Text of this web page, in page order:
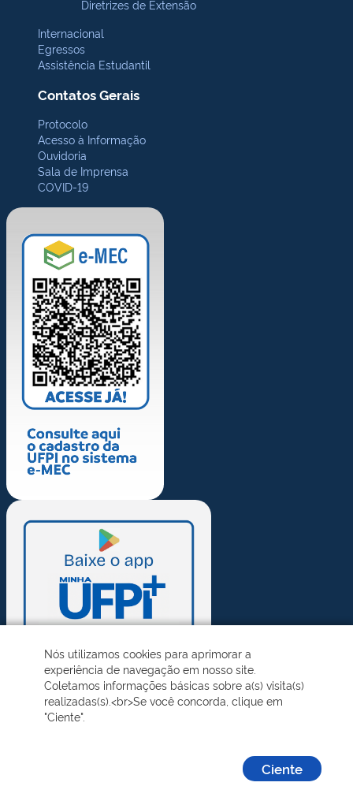
Diretrizes de Extensão
Internacional
Egressos
Assistência Estudantil
Contatos Gerais
Protocolo
Acesso à Informação
Ouvidoria
Sala de Imprensa
COVID-19
Nós utilizamos cookies para aprimorar a
experiência de navegação em nosso site.
Coletamos informações básicas sobre a(s) visita(s)
realizadas(s).<br>Se você concorda, clique em
"Ciente".
Ciente